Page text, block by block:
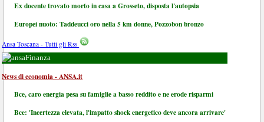
Ex docente trovato morto in casa a Grosseto, disposta l'autopsia
Europei nuoto: Taddeucci oro nella 5 km donne, Pozzobon bronzo
Ansa Toscana - Tutti gli Rss
Finanza
News di economia - ANSA.it
Bce, caro energia pesa su famiglie a basso reddito e ne erode risparmi
Bce: 'Incertezza elevata, l'impatto shock energetico deve ancora arrivare'